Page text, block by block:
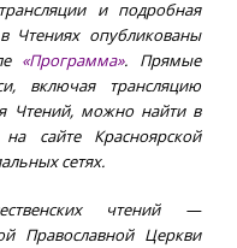
и подробная
Чтениях опубликованы
«Программа». Прямые
включая трансляцию
Чтений, можно найти в
сайте Красноярской
сетях.
чтений —
Православной Церкви